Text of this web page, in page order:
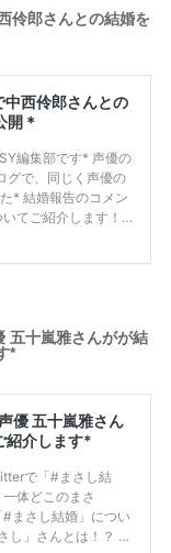
伶郎さんとの結婚を
五十嵐雅さんがが結
*